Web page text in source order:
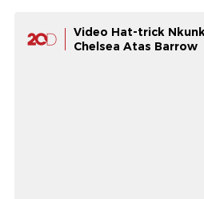
Video Hat-trick
Chelsea Atas Barrow